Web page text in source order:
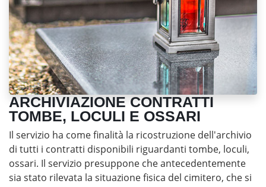
ARCHIVIAZIONE CONTRATTI
TOMBE, LOCULI E OSSARI
Il servizio ha come finalità la ricostruzione dell'archivio
di tutti i contratti disponibili riguardanti tombe, loculi,
ossari. Il servizio presuppone che antecedentemente
sia stato rilevata la situazione fisica del cimitero, che si